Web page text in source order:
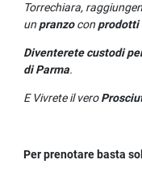
Torrechiara,
un pranzocon prodotti
Diventerete custodi
di Parma.
E Vivrete il vero
Per prenotare basta